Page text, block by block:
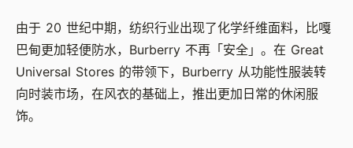
由于 20 世纪中期，纺织行业出现了化学纤维面料，比嘎
巴甸更加轻便防水，Burberry 不再「安全」。在 Great
Universal Stores 的带领下，Burberry 从功能性服装转
向时装市场，在风衣的基础上，推出更加日常的休闲服
饰。